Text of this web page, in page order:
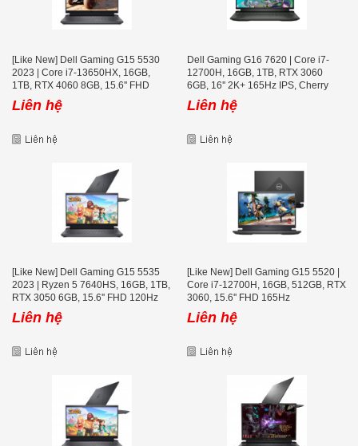
[Like New] Dell Gaming G15 5530
2023 | Core i7-13650HX, 16GB,
1TB, RTX 4060 8GB, 15.6'' FHD
165Hz
Liên hệ
Dell Gaming G16 7620 | Core i7-
12700H, 16GB, 1TB, RTX 3060
6GB, 16'' 2K+ 165Hz IPS, Cherry
Switch
Liên hệ
[Like New] Dell Gaming G15 5535
2023 | Ryzen 5 7640HS, 16GB, 1TB,
RTX 3050 6GB, 15.6'' FHD 120Hz
Liên hệ
[Like New] Dell Gaming G15 5520 |
Core i7-12700H, 16GB, 512GB, RTX
3060, 15.6'' FHD 165Hz
Liên hệ